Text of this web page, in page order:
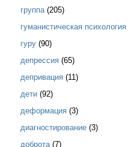
группа (205)
гуманистическая психология
гуру (90)
депрессия (65)
депривация (11)
дети (92)
деформация (3)
диагностирование (3)
доброта (7)